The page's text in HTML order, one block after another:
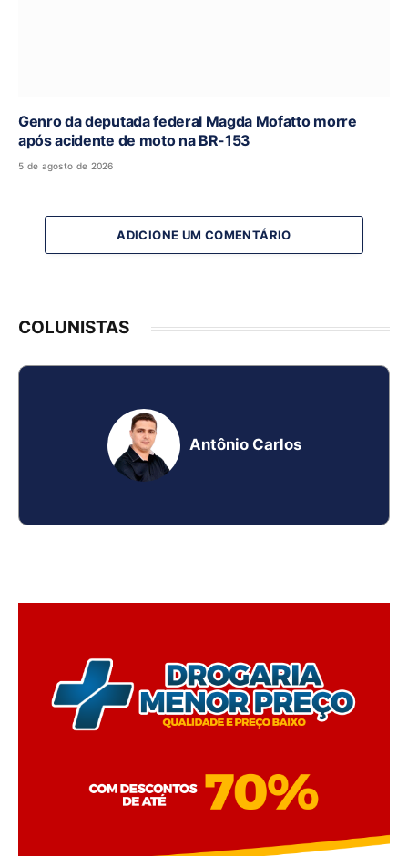
Genro da deputada federal Magda Mofatto morre
após acidente de moto na BR-153
5 de agosto de 2026
ADICIONE UM COMENTÁRIO
COLUNISTAS
Antônio Carlos